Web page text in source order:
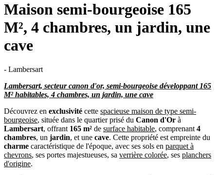
Maison semi-bourgeoise 165
M², 4 chambres, un jardin, une
cave
- Lambersart
Lambersart, secteur canon d'or, semi-bourgeoise développant 165
M² habitables, 4 chambres, un jardin, une cave
Découvrez en exclusivité cette spacieuse maison de type semi-
bourgeoise, située dans le quartier prisé du Canon d'Or à
Lambersart, offrant 165 m² de surface habitable, comprenant 4
chambres, un jardin, et une cave. Cette propriété est empreinte du
charme caractéristique de l'époque, avec ses sols en parquet à
chevrons, ses portes majestueuses, sa verrière colorée, ses planchers
d'origine.